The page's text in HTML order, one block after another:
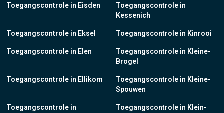
Toegangscontrole in Eisden
Toegangscontrole in Eksel
Toegangscontrole in Elen
Toegangscontrole in Ellikom
Toegangscontrole in
Toegangscontrole in
Kessenich
Toegangscontrole in Kinrooi
Toegangscontrole in Kleine-
Brogel
Toegangscontrole in Kleine-
Spouwen
Toegangscontrole in Klein-